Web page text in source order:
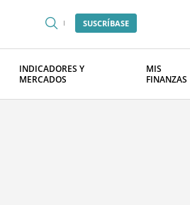
SUSCRÍBASE
INDICADORES Y
MERCADOS
MIS
FINANZAS